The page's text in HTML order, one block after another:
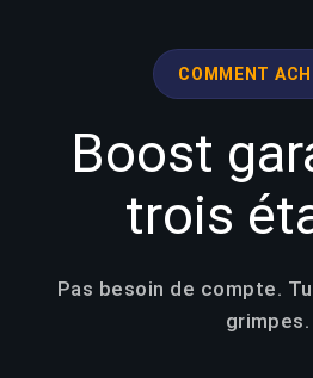
COMMENT
Boost
trois
Pas besoin de compte.
grimpes.